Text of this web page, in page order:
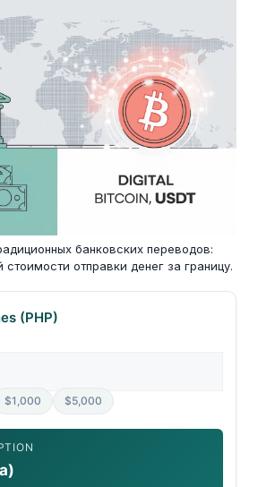
банковских переводов:
отправки денег за границу.
(PHP)
$1,000 $5,000